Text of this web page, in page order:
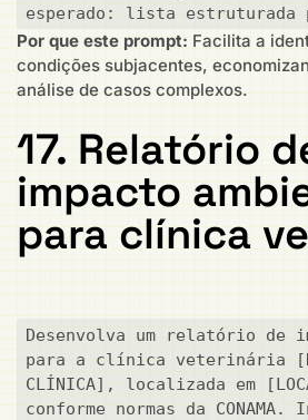
esperado: lista estruturada
Por que este prompt: Facilita a
condições subjacentes,
análise de casos complexos.
17. Relatório
impacto
para clínica
Desenvolva um relatório de
para a clínica veterinária
CLÍNICA], localizada em
conforme normas da